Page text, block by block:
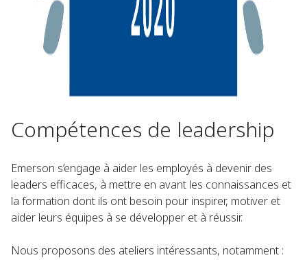
Compétences de leadership
Emerson s’engage à aider les employés à devenir des
leaders efficaces, à mettre en avant les connaissances et
la formation dont ils ont besoin pour inspirer, motiver et
aider leurs équipes à se développer et à réussir.
Nous proposons des ateliers intéressants, notamment :